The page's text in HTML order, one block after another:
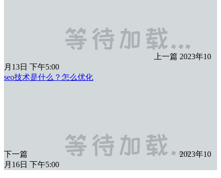
上一篇 2023年10
月13日 下午5:00
seo技术是什么？怎么优化
下一篇
2023年10
月16日 下午5:00